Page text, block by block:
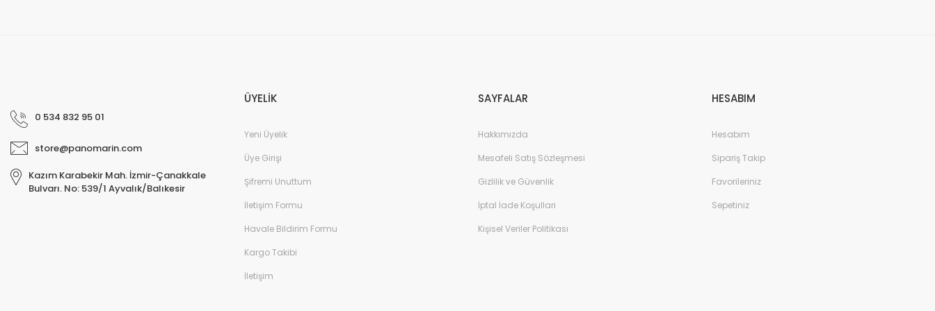
0 534 832 95 01
store@panomarin.com
Kazım Karabekir Mah. İzmir-Çanakkale
Bulvarı. No: 539/1 Ayvalık/Balıkesir
ÜYELİK
Yeni Üyelik
Üye Girişi
Şifremi Unuttum
İletişim Formu
Havale Bildirim Formu
Kargo Takibi
İletişim
SAYFALAR
Hakkımızda
Mesafeli Satış Sözleşmesi
Gizlilik ve Güvenlik
İptal İade Koşullari
Kişisel Veriler Politikası
HESABIM
Hesabım
Sipariş Takip
Favorileriniz
Sepetiniz